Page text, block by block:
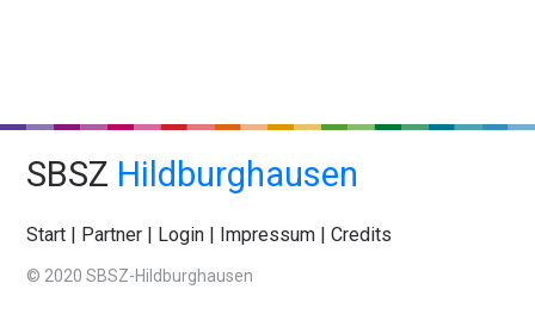
SBSZ Hildburghausen
Start | Partner | Login | Impressum |Credits
© 2020 SBSZ-Hildburghausen